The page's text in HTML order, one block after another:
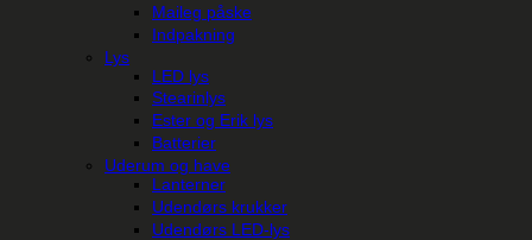
Maileg påske
Indpakning
Lys
LED lys
Stearinlys
Ester og Erik lys
Batterier
Uderum og have
Lanterner
Udendørs krukker
Udendørs LED-lys